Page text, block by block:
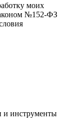
моих
№152-ФЗ
и инструменты